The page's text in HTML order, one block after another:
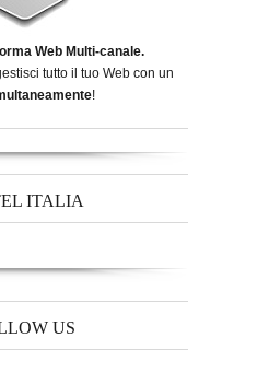
Web Multi-canale.
tutto il tuo Web con un
!
ITALIA
US